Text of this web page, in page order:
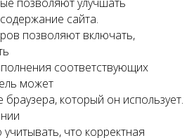
сайта.
позволяют включать,
соответствующих
может
браузера, который он использует.
что корректная